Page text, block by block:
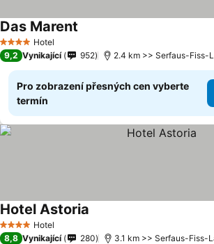
4 Počet hvězdiček
Hotel
Das Marent
9,2 Vynikající 952 2.4 km >> Serfaus-Fiss-
Pro zobrazení přesných cen vyberte
termín
4 Počet hvězdiček
Hotel
Hotel Astoria
8,8 Vynikající 280 3.1 km >> Serfaus-Fiss-